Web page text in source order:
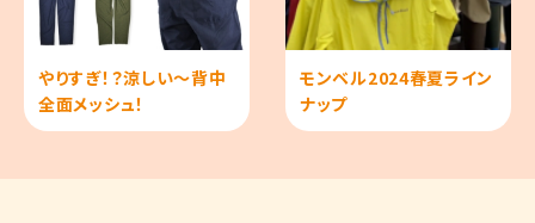
やりすぎ！？涼しい～背中
全面メッシュ！
モンベル2024春夏ライン
ナップ